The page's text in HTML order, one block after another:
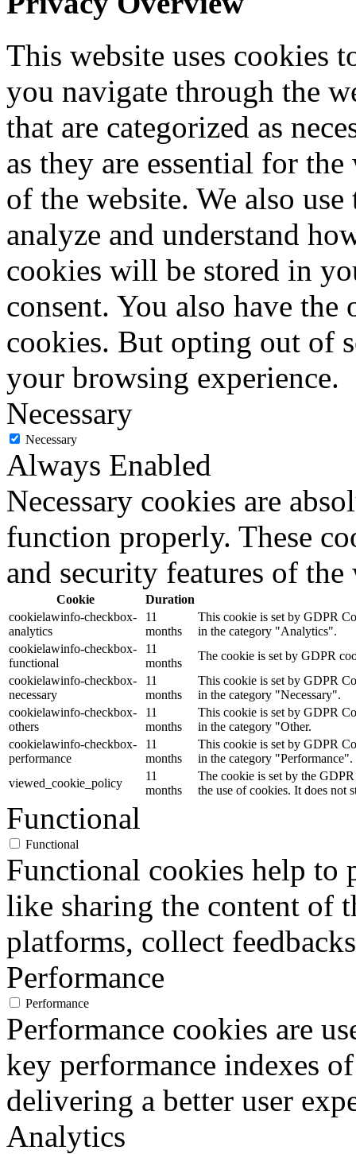
This website uses cookies
you navigate through the
that are categorized as
as they are essential for
of the website. We also
analyze and understand
cookies will be stored in
consent. You also have
cookies. But opting out of
your browsing experience.
Necessary
Necessary
Always Enabled
Necessary cookies are
function properly. These
and security features of
Cookie
Duration
cookielawinfo-checkbox-
analytics
11
months
This cookie is set by GDPR
in the category "Analytics".
cookielawinfo-checkbox-
functional
11
months
The cookie is set by GDPR
cookielawinfo-checkbox-
necessary
11
months
This cookie is set by GDPR
in the category "Necessary".
cookielawinfo-checkbox-
others
11
months
This cookie is set by GDPR
in the category "Other.
cookielawinfo-checkbox-
performance
11
months
This cookie is set by GDPR
in the category "Performance".
viewed_cookie_policy
11
months
The cookie is set by the
the use of cookies. It does not
Functional
Functional
Functional cookies help to
like sharing the content of
platforms, collect
Performance
Performance
Performance cookies are
key performance indexes
delivering a better user
Analytics